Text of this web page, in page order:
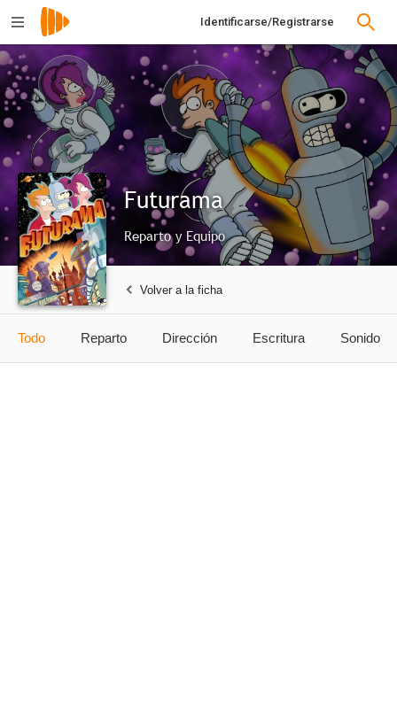
Identificarse/Registrarse
Futurama
Reparto y Equipo
Volver a la ficha
Todo Reparto Dirección Escritura Sonido